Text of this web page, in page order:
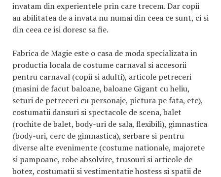
invatam din experientele prin care trecem. Dar copii
au abilitatea de a invata nu numai din ceea ce sunt, ci si
din ceea ce isi doresc sa fie.
Fabrica de Magie este o casa de moda specializata in
productia locala de costume carnaval si accesorii
pentru carnaval (copii si adulti), articole petreceri
(masini de facut baloane, baloane Gigant cu heliu,
seturi de petreceri cu personaje, pictura pe fata, etc),
costumatii dansuri si spectacole de scena, balet
(rochite de balet, body-uri de sala, flexibili), gimnastica
(body-uri, cerc de gimnastica), serbare si pentru
diverse alte evenimente (costume nationale, majorete
si pampoane, robe absolvire, trusouri si articole de
botez, costumatii si vestimentatie hostess si spatii de